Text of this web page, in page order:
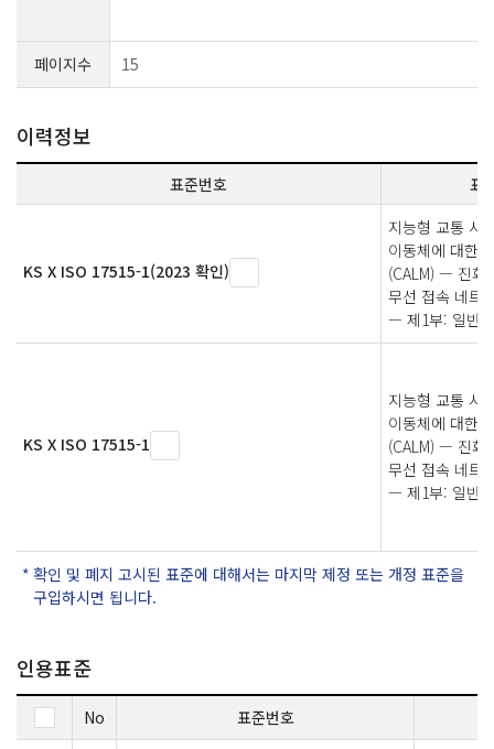
페이지수 15
이력정보
표준번호 표
KS X ISO 17515-1(2023 확인)
지능형 교통 시
이동체에 대한
(CALM) — 진화
무선 접속 네트
— 제1부: 일반
KS X ISO 17515-1
지능형 교통 시
이동체에 대한
(CALM) — 진화
무선 접속 네트
— 제1부: 일반
확인 및 폐지 고시된 표준에 대해서는 마지막 제정 또는 개정 표준을
구입하시면 됩니다.
인용표준
No 표준번호